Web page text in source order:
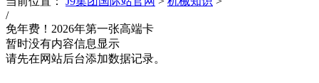
/
免年费！2026年第一张高端卡
暂时没有内容信息显示
请先在网站后台添加数据记录。